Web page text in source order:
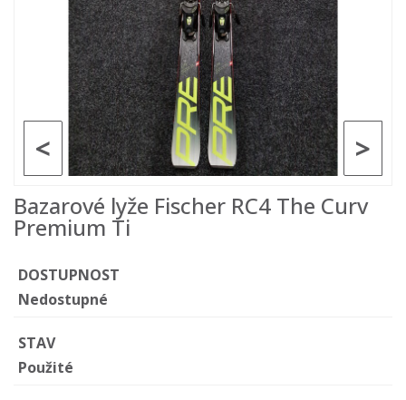
>
<
Bazarové lyže Fischer RC4 The Curv
Premium Ti
DOSTUPNOST
Nedostupné
STAV
Použité